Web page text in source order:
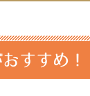
おすすめ